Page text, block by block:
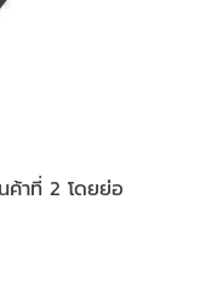
ค้าที่ 2 โดยย่อ